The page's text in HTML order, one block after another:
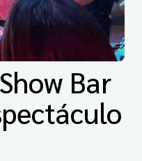
Bar